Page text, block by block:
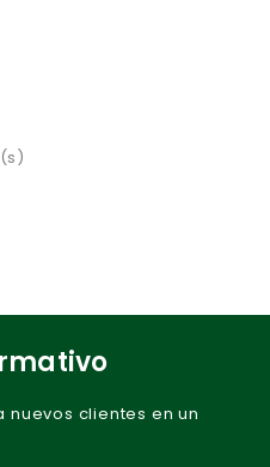
nuevos clientes en un